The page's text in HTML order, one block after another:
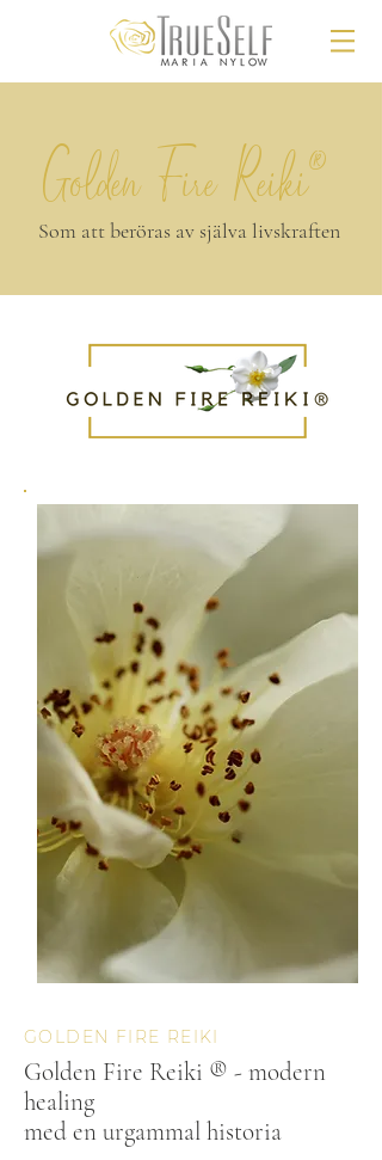
Golden Fire Reiki®
Som att beröras av själva livskraften
GOLDEN FIRE REIKI
Golden Fire Reiki ® - modern
healing
med en urgammal historia